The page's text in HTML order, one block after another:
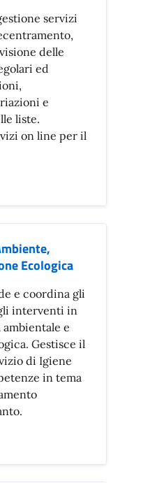
servizi
delle
ed
e
liste.
on line per il
Ecologica
e coordina gli
interventi in
e
Gestisce il
di Igiene
in tema